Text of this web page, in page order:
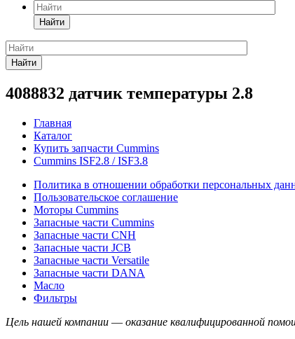
Найти
Найти
4088832 датчик температуры 2.8
Главная
Каталог
Купить запчасти Cummins
Cummins ISF2.8 / ISF3.8
Политика в отношении обработки персональных
Пользовательское соглашение
Моторы Cummins
Запасные части Cummins
Запасные части CNH
Запасные части JCB
Запасные части Versatile
Запасные части DANA
Масло
Фильтры
Цель нашей компании — оказание квалифицированной